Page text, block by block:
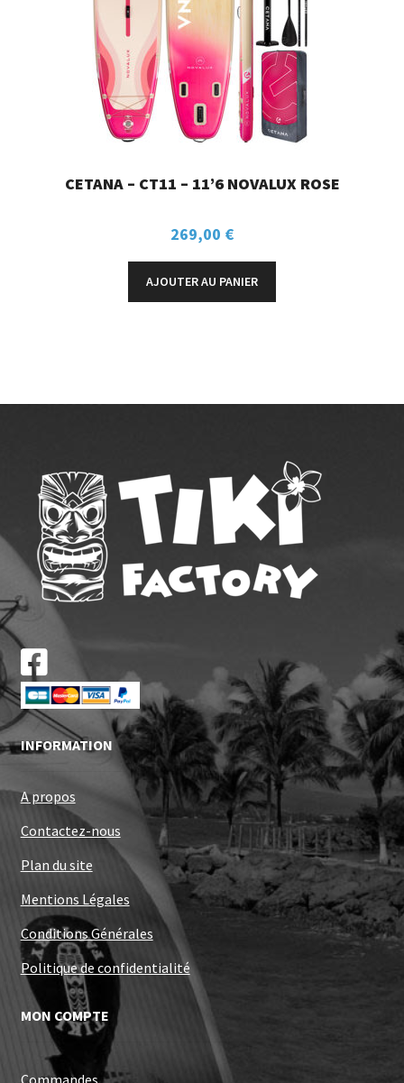
CETANA – CT11 – 11’6 NOVALUX ROSE
269,00 €
AJOUTER AU PANIER
INFORMATION
A propos
Contactez-nous
Plan du site
Mentions Légales
Conditions Générales
Politique de confidentialité
MON COMPTE
Commandes